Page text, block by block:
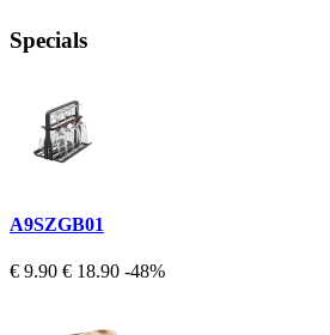
Specials
A9SZGB01
€ 9.90 € 18.90 -48%